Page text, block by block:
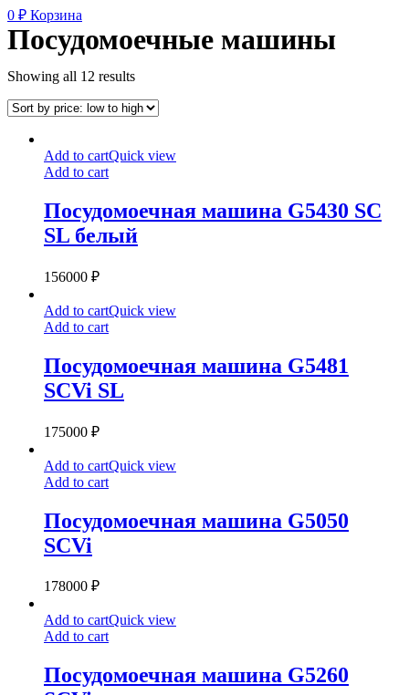
0 ₽ Корзина
Посудомоечные машины
Showing all 12 results
Посудомоечная
машина
SC
SL
белый
Add to cartQuick view
Add to cart
Посудомоечная машина G5430 SC
SL белый
156000 ₽
Посудомоечная
машина
SCVi
SL
Add to cartQuick view
Add to cart
Посудомоечная машина G5481
SCVi SL
175000 ₽
Посудомоечная
машина
SCVi
Add to cartQuick view
Add to cart
Посудомоечная машина G5050
SCVi
178000 ₽
Посудомоечная
машина
SCVi
Add to cartQuick view
Add to cart
Посудомоечная машина G5260